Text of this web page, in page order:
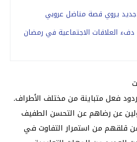
يروي قصة مناضل عروبي
دفء العلاقات الاجتماعية في رمضان
أثارت نتائج بريف 2024 ردود فعل متباينة من مختلف الأطراف.
عن رضاهم عن التحسن الطفيف
قلقهم من استمرار التفاوت في